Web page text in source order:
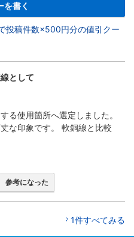
を書く
投稿件数×500円分の値引クー
として
る使用箇所へ選定しました。
な印象です。 軟銅線と比較
参考になった
1件すべてみる